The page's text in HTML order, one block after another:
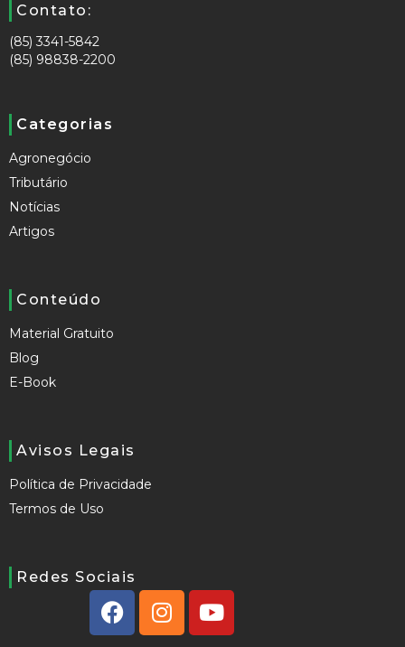
Contato:
(85) 3341-5842
(85) 98838-2200
Categorias
Agronegócio
Tributário
Notícias
Artigos
Conteúdo
Material Gratuito
Blog
E-Book
Avisos Legais
Política de Privacidade
Termos de Uso
Redes Sociais
F
a
I
n
Y
o